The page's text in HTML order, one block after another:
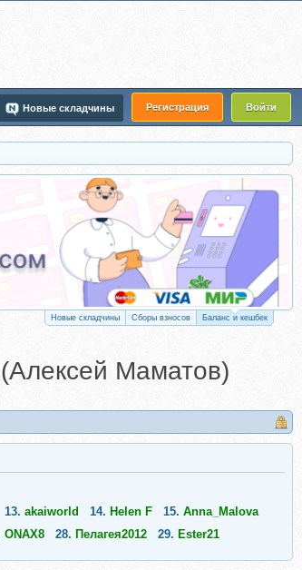
Регистрация Войти
Новые складчины
Новые складчины Сборы взносов Баланс и кешбек
Маматов)
13. akaiworld 14. Helen F 15. Anna_Malova
ONAX8 28. Пелагея2012 29. Ester21